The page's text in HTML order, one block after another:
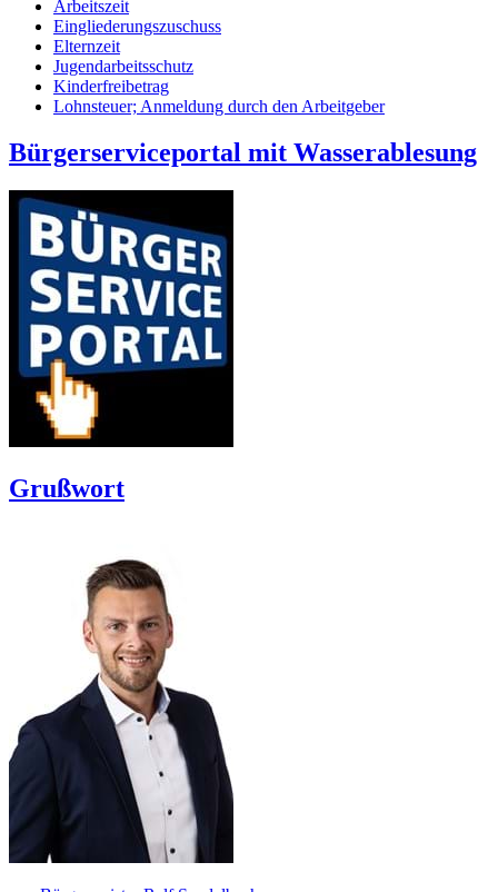
Arbeitszeit
Eingliederungszuschuss
Elternzeit
Jugendarbeitsschutz
Kinderfreibetrag
Lohnsteuer; Anmeldung durch den Arbeitgeber
Bürgerserviceportal mit Wasserablesung
Grußwort